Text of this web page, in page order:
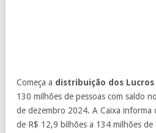
Começa a distribuição dos Lucros
130 milhões de pessoas com saldo
de dezembro 2024. A Caixa informa
de R$ 12,9 bilhões a 134 milhões de